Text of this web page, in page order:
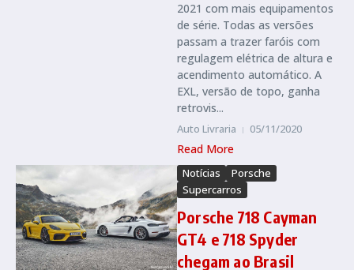
2021 com mais equipamentos
de série. Todas as versões
passam a trazer faróis com
regulagem elétrica de altura e
acendimento automático. A
EXL, versão de topo, ganha
retrovis...
Auto Livraria 05/11/2020
Read More
Notícias
Porsche
Supercarros
Porsche 718 Cayman
GT4 e 718 Spyder
chegam ao Brasil